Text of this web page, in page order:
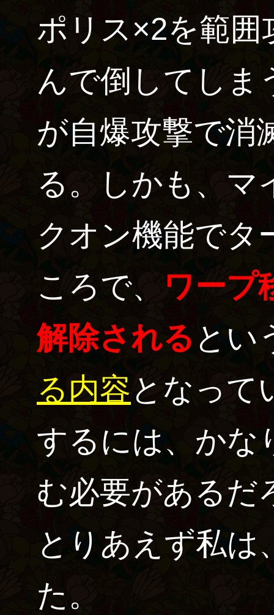
ポリス×2を範囲
んで倒してし
が自爆攻撃で消
る。しかも、マ
クオン機能でタ
ころで、
ワープ
解除される とい
る内容となって
するには、かな
む必要があるだ
とりあえず私は
た。